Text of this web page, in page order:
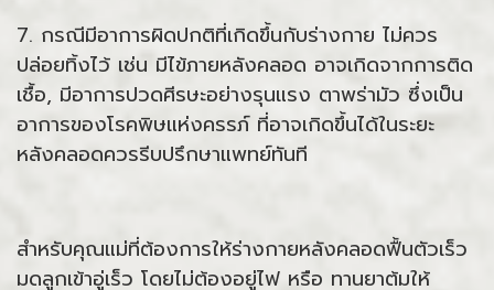
7. กรณีมีอาการผิดปกติที่เกิดขึ้นกับร่างกาย ไม่ควร
ปล่อยทิ้งไว้ เช่น มีไข้ภายหลังคลอด อาจเกิดจากการติด
เชื้อ, มีอาการปวดศีรษะอย่างรุนแรง ตาพร่ามัว ซึ่งเป็น
อาการของโรคพิษแห่งครรภ์ ที่อาจเกิดขึ้นได้ในระยะ
หลังคลอดควรรีบปรึกษาแพทย์ทันที
สำหรับคุณแม่ที่ต้องการให้ร่างกายหลังคลอดฟื้นตัวเร็ว
มดลูกเข้าอู่เร็ว โดยไม่ต้องอยู่ไฟ หรือ ทานยาต้มให้